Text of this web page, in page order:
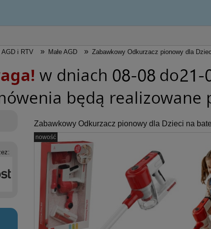
AGD i RTV » Małe AGD » Zabawkowy Odkurzacz pionowy dla
Zabawkowy Odkurzacz pionowy dla Dzieci na
nowość